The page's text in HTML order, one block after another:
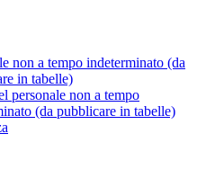
non a tempo indeterminato (da
in tabelle)
personale non a tempo
(da pubblicare in tabelle)